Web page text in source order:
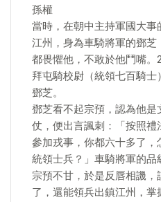
孫權
當時，在朝中主持軍國大
江州，身為車騎將軍的鄧芝
都畏懼他，不敢於他鬥嘴。
拜屯騎校尉（統領七百騎
鄧芝。
鄧芝看不起宗預，認為他
仗，便出言諷刺：「按照
參加戎事，你都六十多了，
統領士兵？」車騎將軍的品
宗預不甘，於是反唇相譏
了，還能領兵出鎮江州，